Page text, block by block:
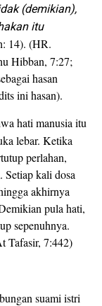
(demikian),
itu
14). (HR.
Hibban, 7:27;
hasan
ini hasan).
hati manusia itu
lebar. Ketika
perlahan,
Setiap kali dosa
akhirnya
pula hati,
sepenuhnya.
Tafasir, 7:442)
suami istri